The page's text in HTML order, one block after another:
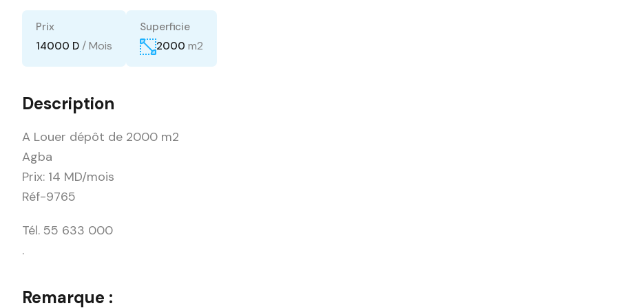
Prix
14000 D / Mois
Superficie
2000 m2
Description
A Louer dépôt de 2000 m2
Agba
Prix: 14 MD/mois
Réf-9765
Tél. 55 633 000
.
Remarque :